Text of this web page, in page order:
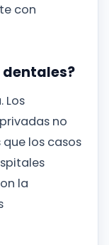
con
dentales?
Los
no
los casos
la